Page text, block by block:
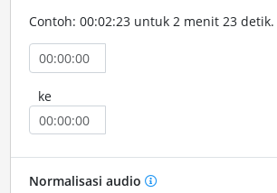
Contoh: 00:02:23 untuk 2 menit 23 detik.
ke
Normalisasi audio